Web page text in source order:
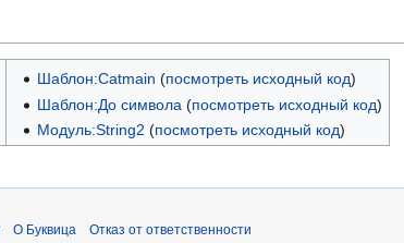
Шаблон:Catmain (посмотреть исходный код)
Шаблон:До символа (посмотреть исходный код)
Модуль:String2 (посмотреть исходный код)
О Буквица Отказ от ответственности